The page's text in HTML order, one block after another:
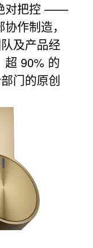
对把控 ——
作制造，
及产品经
超 90% 的
门的原创